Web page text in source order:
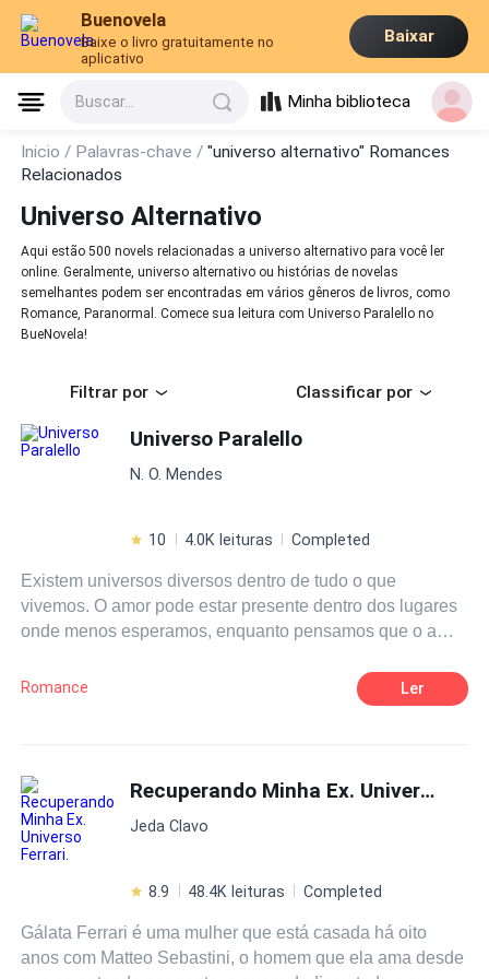
Buenovela
Baixe o livro gratuitamente no
aplicativo
Baixar
Buscar... Minha biblioteca
Inicio / Palavras-chave /"universo alternativo" Romances
Relacionados
Universo Alternativo
Aqui estão 500 novels relacionadas a universo alternativo para você ler
online. Geralmente, universo alternativo ou histórias de novelas
semelhantes podem ser encontradas em vários gêneros de livros, como
Romance, Paranormal. Comece sua leitura com Universo Paralello no
BueNovela!
Filtrar por Classificar por
Universo Paralello
N. O. Mendes
10 4.0K leituras Completed
Existem universos diversos dentro de tudo o que
vivemos. O amor pode estar presente dentro dos lugares
onde menos esperamos, enquanto pensamos que o amor
ele pode ocorrer de uma maneira completamente
somos livres, a vida real pode nos prender. O Marcos e a
Samanta tem muito o que aprender e dependendo da
forma que acreditarem eles irão escolher se deverão
sofrer ou não. Será que você também possui um amor em
algum universo paralello?
Romance Ler
Recuperando Minha Ex. Universo Ferrari.
Jeda Clavo
8.9 48.4K leituras Completed
Gálata Ferrari é uma mulher que está casada há oito
anos com Matteo Sebastini, o homem que ela ama desde